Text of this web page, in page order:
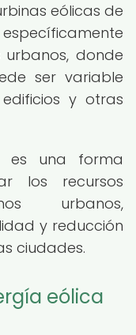
eólicas de
donde
ser variable
y otras
es una forma
los recursos
urbanos,
y reducción
ciudades.
eólica